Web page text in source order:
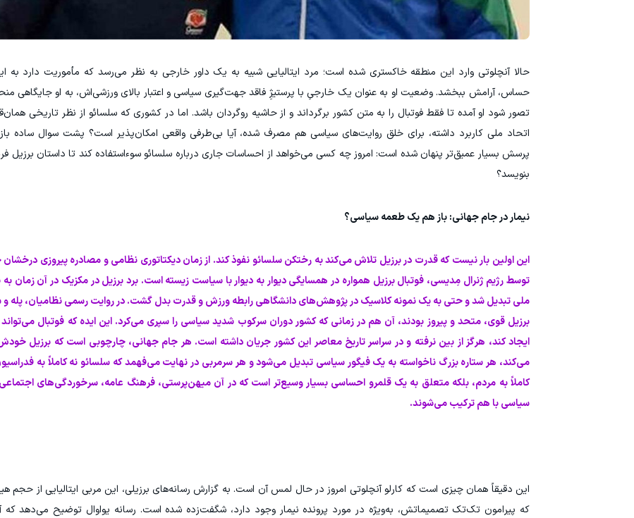
حالا آنچلوتی وارد این منطقه خاکستری شده است؛ مرد ایتالیایی شبیه به یک داور خارجی به نظر می‌رسد که مأموریت دارد به
حساس، آرامش ببخشد. وضعیت او به عنوان یک خارجیِ با پرستیژِ فاقد جهت‌گیری سیاسی و اعتبار بالای ورزشی‌اش، به او جایگاهی
تصور شود او آمده تا فقط فوتبال را به متن کشور برگرداند و از حاشیه روگردان باشد. اما در کشوری که سلسائو از نظر تاریخی
اتحاد ملی کاربرد داشته، برای خلق روایت‌های سیاسی هم مصرف شده، آیا بی‌طرفی واقعی امکان‌پذیر است؟ پشت سوال ساده
پرسش بسیار عمیق‌تر پنهان شده است: امروز چه کسی می‌خواهد از احساسات جاری درباره سلسائو سوءاستفاده کند تا داستان برزیل
بنویسد؟
نیمار در جام جهانی: باز هم یک طعمه سیاسی؟
توسط رژیم ژنرال مِدیسی، فوتبال برزیل همواره در همسایگی دیوار به دیوار با سیاست زیسته است. برد برزیل در مکزیک در آن زمان به
ملی تبدیل شد و حتی به یک نمونه کلاسیک در پژوهش‌های دانشگاهی رابطه ورزش و قدرت بدل گشت. در روایت رسمی نظامیان، پله
برزیل قوی، متحد و پیروز بودند، آن هم در زمانی که کشور دوران سرکوب شدید سیاسی را سپری می‌کرد. این ایده که فوتبال
ایجاد کند، هرگز از بین نرفته و در سراسر تاریخ معاصر این کشور جریان داشته است. هر جام جهانی، چارچوبی است که برزیل
می‌کند، هر ستاره بزرگ ناخواسته به یک فیگور سیاسی تبدیل می‌شود و هر سرمربی در نهایت می‌فهمد که سلسائو نه کاملاً به
کاملاً به مردم، بلکه متعلق به یک قلمرو احساسی بسیار وسیع‌تر است که در آن میهن‌پرستی، فرهنگ عامه، سرخوردگی‌های
سیاسی با هم ترکیب می‌شوند.
این دقیقاً همان چیزی است که کارلو آنچلوتی امروز در حال لمس آن است. به گزارش رسانه‌های برزیلی، این مربی ایتالیایی از حجم
که پیرامون تک‌تک تصمیماتش، به‌ویژه در مورد پرونده نیمار وجود دارد، شگفت‌زده شده است. رسانه یو‌او‌ال توضیح می‌دهد که